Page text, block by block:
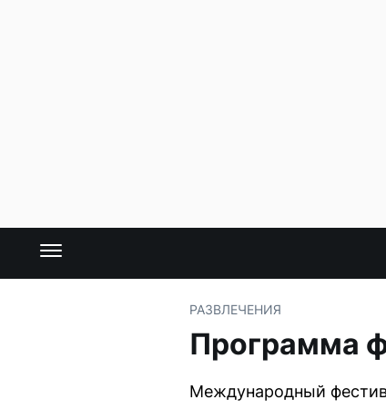
РАЗВЛЕЧЕНИЯ
Программа
Международный